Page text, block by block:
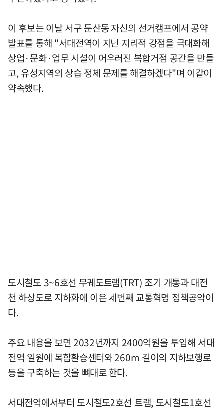
이 후보는 이날 서구 둔산동 자신의 선거캠프에서 공약
발표를 통해 "서대전역이 지닌 지리적 강점을 극대화해
상업·문화·업무 시설이 어우러진 복합거점 공간을 만들
고, 유성지역의 상습 정체 문제를 해결하겠다"며 이같이
약속했다.
도시철도 3~6호선 무궤도트램(TRT) 조기 개통과 대전
천 하상도로 지하화에 이은 세번째 교통혁명 정책공약이
다.
주요 내용을 보면 2032년까지 2400억원을 투입해 서대
전역 일원에 복합환승센터와 260m 길이의 지하보행로
등을 구축하는 것을 뼈대로 한다.
서대전역에서부터 도시철도2호선 트램, 도시철도1호선